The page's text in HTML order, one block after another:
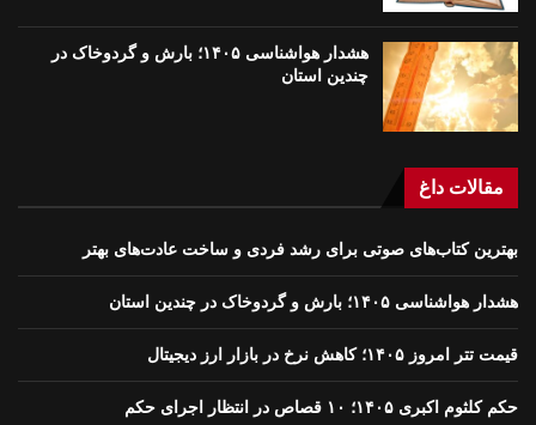
هشدار هواشناسی ۱۴۰۵؛ بارش و گردوخاک در
چندین استان
مقالات داغ
بهترین کتاب‌های صوتی برای رشد فردی و ساخت عادت‌های بهتر
هشدار هواشناسی ۱۴۰۵؛ بارش و گردوخاک در چندین استان
قیمت تتر امروز ۱۴۰۵؛ کاهش نرخ در بازار ارز دیجیتال
حکم کلثوم اکبری ۱۴۰۵؛ ۱۰ قصاص در انتظار اجرای حکم